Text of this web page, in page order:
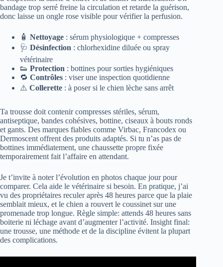
bandage trop serré freine la circulation et retarde la guérison,
donc laisse un ongle rose visible pour vérifier la perfusion.
🧴 Nettoyage : sérum physiologique + compresses
🩺 Désinfection : chlorhexidine diluée ou spray
vétérinaire
👟 Protection : bottines pour sorties hygiéniques
🔁 Contrôles : viser une inspection quotidienne
⚠️ Collerette : à poser si le chien lèche sans arrêt
Ta trousse doit contenir compresses stériles, sérum,
antiseptique, bandes cohésives, bottine, ciseaux à bouts ronds
et gants. Des marques fiables comme Virbac, Francodex ou
Dermoscent offrent des produits adaptés. Si tu n’as pas de
bottines immédiatement, une chaussette propre fixée
temporairement fait l’affaire en attendant.
Je t’invite à noter l’évolution en photos chaque jour pour
comparer. Cela aide le vétérinaire si besoin. En pratique, j’ai
vu des propriétaires reculer après 48 heures parce que la plaie
semblait mieux, et le chien a rouvert le coussinet sur une
promenade trop longue. Règle simple: attends 48 heures sans
boiterie ni léchage avant d’augmenter l’activité. Insight final:
une trousse, une méthode et de la discipline évitent la plupart
des complications.